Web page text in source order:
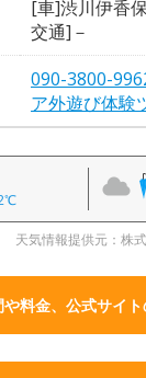
[車]渋川伊香
交通]－
090-3800-
ア外遊び体
天気情報提供元：株
料金、公式サイ